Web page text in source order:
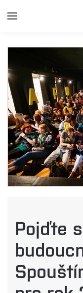
Pojďte